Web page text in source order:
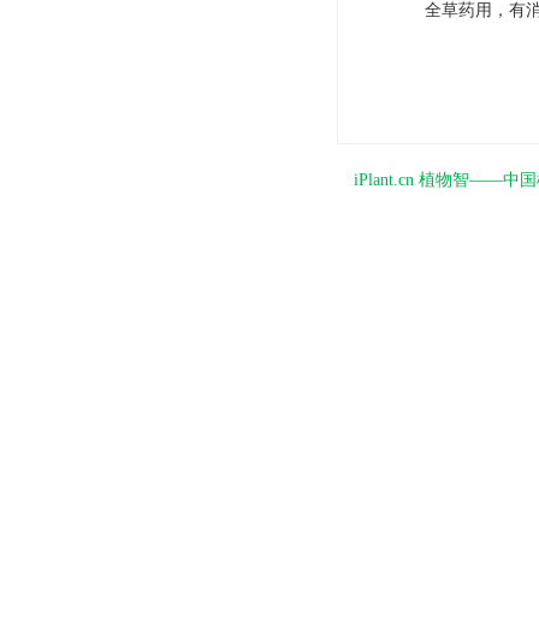
全草药用，有
iPlant.cn 植物智——中国